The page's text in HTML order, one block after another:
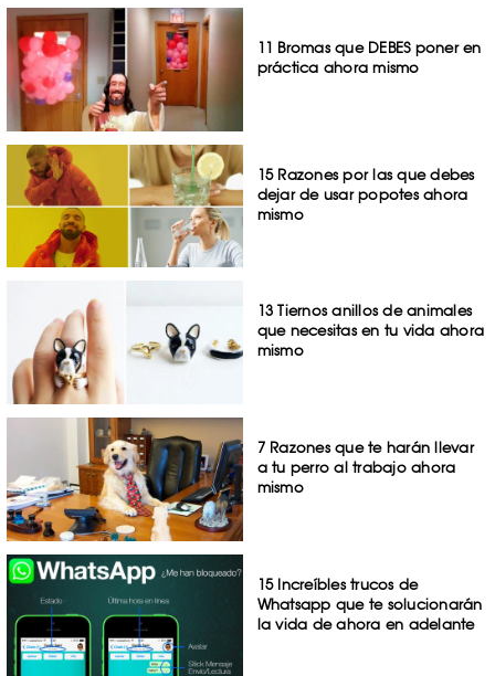
11 Bromas que DEBES poner en
práctica ahora mismo
15 Razones por las que debes
dejar de usar popotes ahora
mismo
13 Tiernos anillos de animales
que necesitas en tu vida ahora
mismo
7 Razones que te harán llevar
a tu perro al trabajo ahora
mismo
15 Increíbles trucos de
Whatsapp que te solucionarán
la vida de ahora en adelante